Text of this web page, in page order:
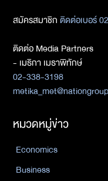
สมัครสมาชิกติดต่อเบอร์
ติดต่อ Media Partners
- เมธิกา เมธาพิทักษ์
02-338-3198
หมวดหมู่ข่าว
Economics
Business